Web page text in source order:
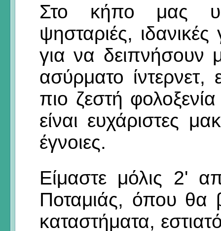
Στο κήπο μας
ψησταριές, ιδανικές
για να δειπνήσουν
ασύρματο ίντερνετ,
πιο ζεστή
είναι ευχάριστες
έγνοιες.
Είμαστε μόλις 2'
Ποταμιάς, όπου θα
καταστήματα,